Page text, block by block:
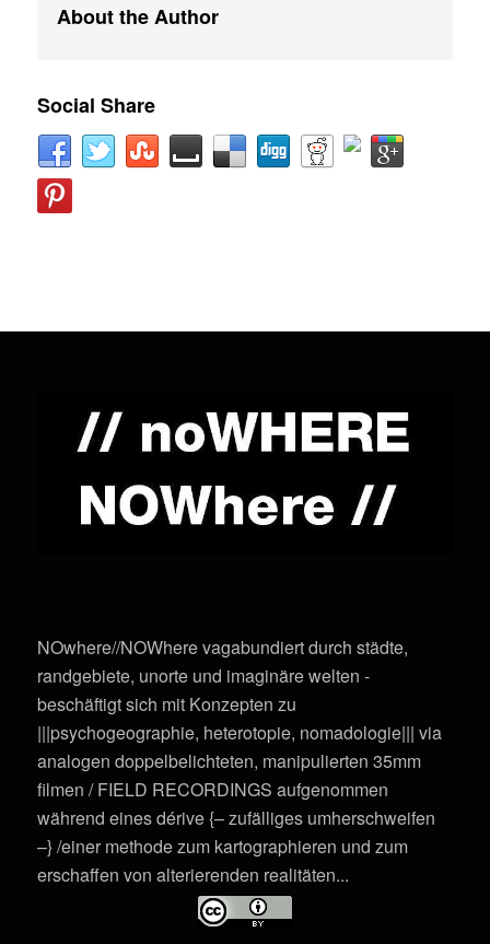
About the Author
Social Share
NOwhere//NOWhere vagabundiert durch städte,
randgebiete, unorte und imaginäre welten -
beschäftigt sich mit Konzepten zu
|||psychogeographie, heterotopie, nomadologie||| via
analogen doppelbelichteten, manipulierten 35mm
filmen / FIELD RECORDINGS aufgenommen
während eines dérive {– zufälliges umherschweifen
–} /einer methode zum kartographieren und zum
erschaffen von alterierenden realitäten...